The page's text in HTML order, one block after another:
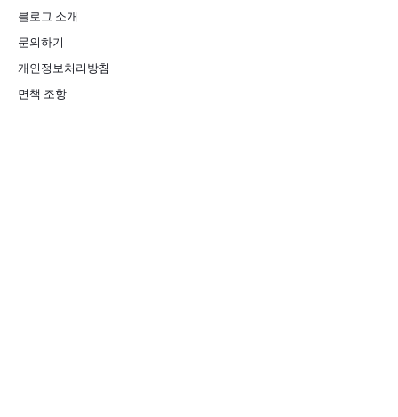
블로그 소개
문의하기
개인정보처리방침
면책 조항